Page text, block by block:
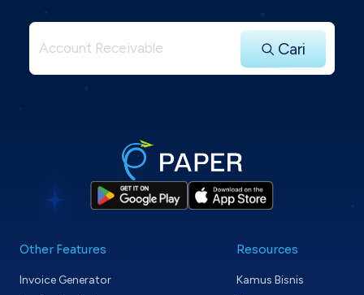
Cari
Other Features
Invoice Generator
Resources
Kamus Bisnis